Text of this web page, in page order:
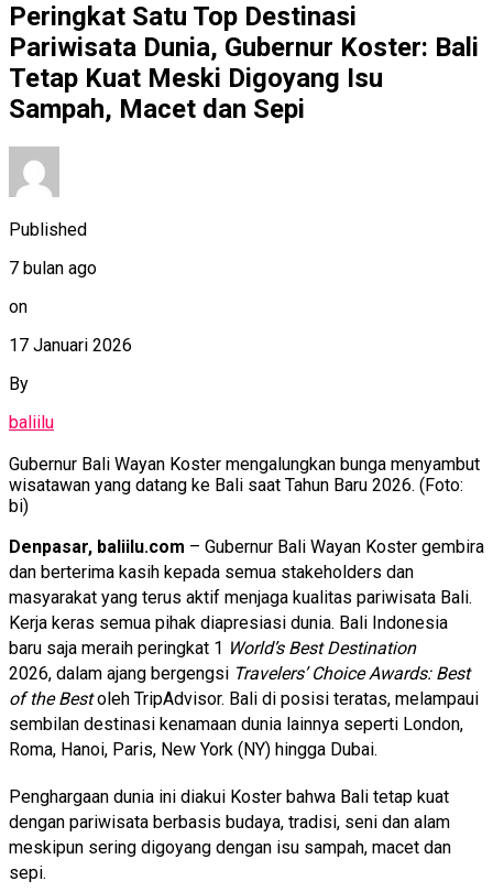
Peringkat Satu Top Destinasi
Pariwisata Dunia, Gubernur Koster: Bali
Tetap Kuat Meski Digoyang Isu
Sampah, Macet dan Sepi
Published
7 bulan ago
on
17 Januari 2026
By
baliilu
Gubernur Bali Wayan Koster mengalungkan bunga menyambut
wisatawan yang datang ke Bali saat Tahun Baru 2026. (Foto:
bi)
Denpasar, baliilu.com – Gubernur Bali Wayan Koster gembira
dan berterima kasih kepada semua stakeholders dan
masyarakat yang terus aktif menjaga kualitas pariwisata Bali.
Kerja keras semua pihak diapresiasi dunia. Bali Indonesia
baru saja meraih peringkat 1 World’s Best Destination
2026, dalam ajang bergengsi Travelers’ Choice Awards: Best
of the Bestoleh TripAdvisor. Bali di posisi teratas, melampaui
sembilan destinasi kenamaan dunia lainnya seperti London,
Roma, Hanoi, Paris, New York (NY) hingga Dubai.
Penghargaan dunia ini diakui Koster bahwa Bali tetap kuat
dengan pariwisata berbasis budaya, tradisi, seni dan alam
meskipun sering digoyang dengan isu sampah, macet dan
sepi.